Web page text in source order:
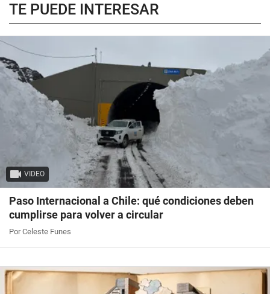
TE PUEDE INTERESAR
VIDEO
Paso Internacional a Chile: qué condiciones deben
cumplirse para volver a circular
Por Celeste Funes